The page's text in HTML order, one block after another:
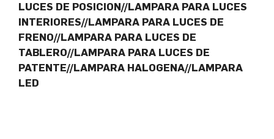
LUCES DE POSICION//LAMPARA PARA LUCES
INTERIORES//LAMPARA PARA LUCES DE
FRENO//LAMPARA PARA LUCES DE
TABLERO//LAMPARA PARA LUCES DE
PATENTE//LAMPARA HALOGENA//LAMPARA
LED